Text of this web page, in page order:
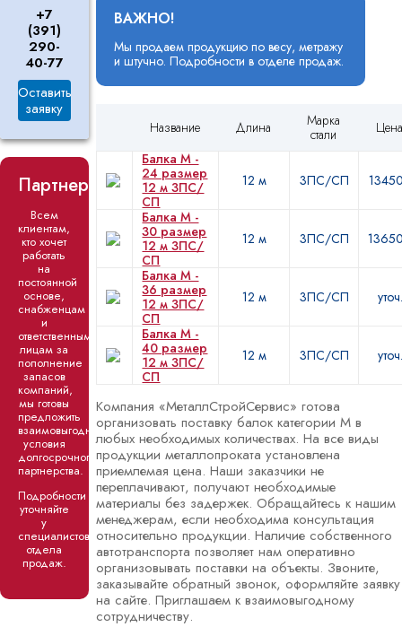
ВАЖНО!
Мы продаем продукцию по весу, метражу
и штучно. Подробности в отделе продаж.
Название Длина
Марка
стали
Балка М -
24 размер
12 м 3ПС/
СП
12 м 3ПС/СП
Балка М -
30 размер
12 м 3ПС/
СП
12 м 3ПС/СП
Балка М -
36 размер
12 м 3ПС/
СП
12 м 3ПС/СП уточ.
Балка М -
40 размер
12 м 3ПС/
СП
12 м 3ПС/СП уточ.
Компания «МеталлСтройСервис» готова
организовать поставку балок категории М в
любых необходимых количествах. На все виды
продукции металлопроката установлена
приемлемая цена. Наши заказчики не
переплачивают, получают необходимые
материалы без задержек. Обращайтесь к нашим
менеджерам, если необходима консультация
относительно продукции. Наличие собственного
автотранспорта позволяет нам оперативно
организовывать поставки на объекты. Звоните,
заказывайте обратный звонок, оформляйте заявку
на сайте. Приглашаем к взаимовыгодному
сотрудничеству.
+7
(391)
290-
40-77
Оставить
заявку
Партнерство!
Всем
клиентам,
кто хочет
работать
на
постоянной
основе,
снабженцам
и
ответственным
лицам за
пополнение
запасов
компаний,
мы готовы
предложить
взаимовыгодные
условия
долгосрочного
партнерства.
Подробности
уточняйте
у
специалистов
отдела
продаж.